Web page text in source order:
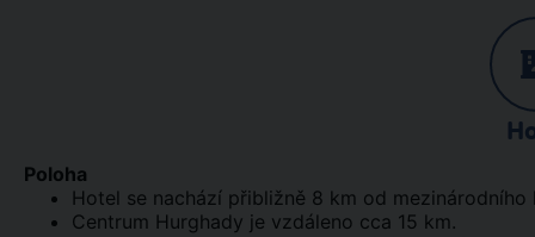
Poloha
Hotel se nachází přibližně 8 km od mezinárodního
Centrum Hurghady je vzdáleno cca 15 km.